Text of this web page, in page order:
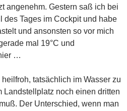
angenehm. Gestern saß ich bei
des Tages im Cockpit und habe
und ansonsten so vor mich
mal 19°C und
…
tatsächlich im Wasser zu
Landstellplatz noch einen dritten
Der Unterschied, wenn man